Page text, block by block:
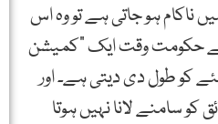
ناکام ہو جاتی ہے تو وہ اس
حکومت وقت ایک "کمیشن
کو طول دی دیتی ہے۔ اور
سامنے لانا نہیں ہوتا